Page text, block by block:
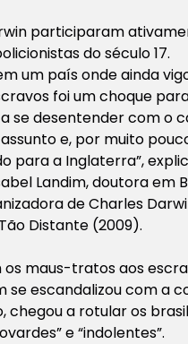
participaram
do século 17.
um país onde ainda
foi um choque
se desentender com o
e, por muito
para a Inglaterra”,
Landim, doutora em
de Charles
Distante (2009).
os maus-tratos aos
se escandalizou com a
chegou a rotular os
e “indolentes”.